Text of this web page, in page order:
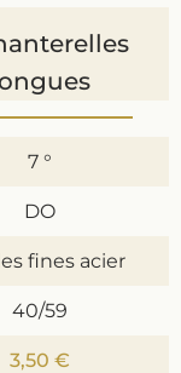
7 °
DO
fines acier
40/59
3,50 €